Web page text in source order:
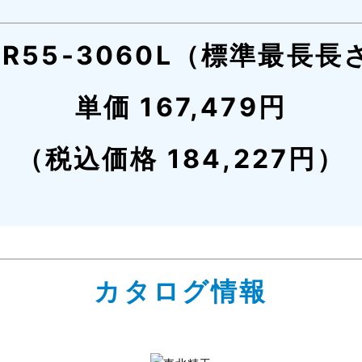
3060L（標準最長長
単価 167,479円
（税込価格 184,227円）
カタログ情報